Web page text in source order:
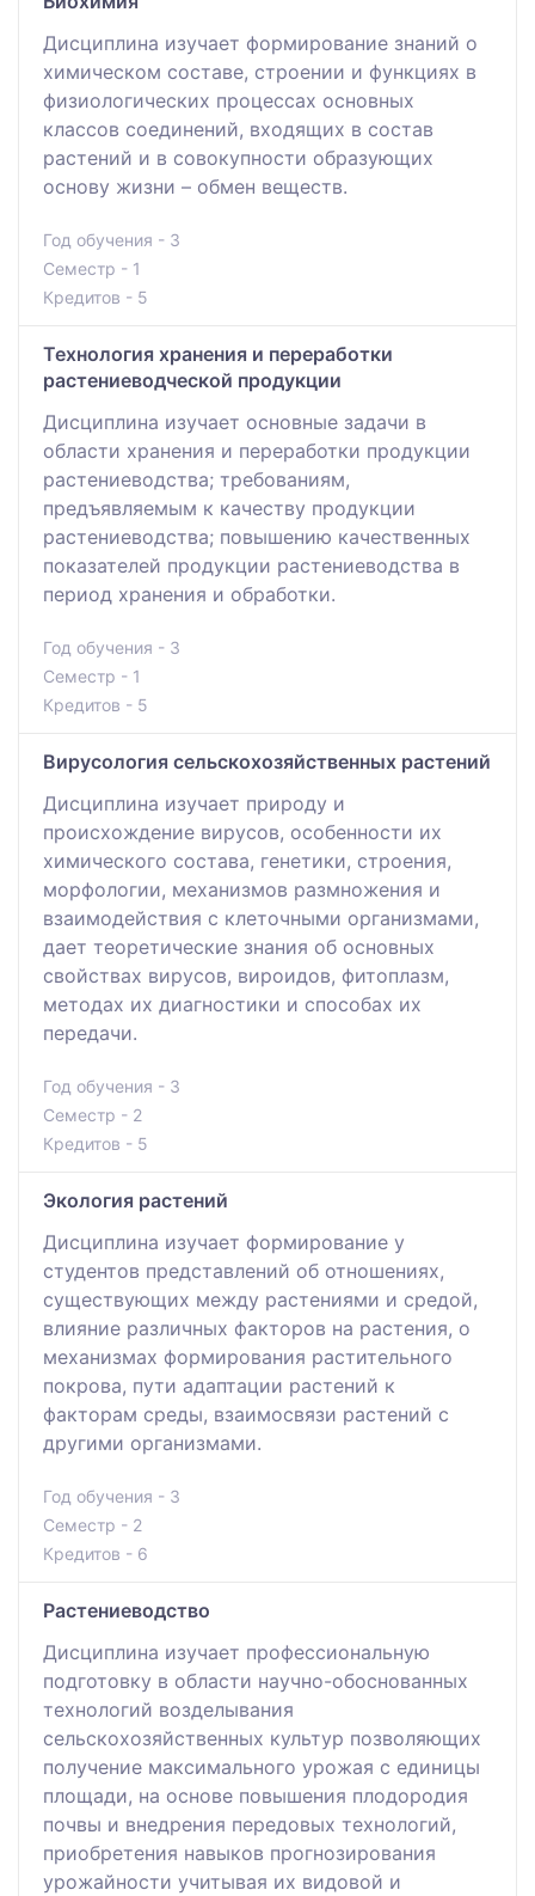
Дисциплина изучает формирование знаний о
химическом составе, строении и функциях в
физиологических процессах основных
классов соединений, входящих в состав
растений и в совокупности образующих
основу жизни – обмен веществ.
Год обучения - 3
Семестр - 1
Кредитов - 5
Технология хранения и переработки
растениеводческой продукции
Дисциплина изучает основные задачи в
области хранения и переработки продукции
растениеводства; требованиям,
предъявляемым к качеству продукции
растениеводства; повышению качественных
показателей продукции растениеводства в
период хранения и обработки.
Год обучения - 3
Семестр - 1
Кредитов - 5
Вирусология сельскохозяйственных растений
Дисциплина изучает природу и
происхождение вирусов, особенности их
химического состава, генетики, строения,
морфологии, механизмов размножения и
взаимодействия с клеточными организмами,
дает теоретические знания об основных
свойствах вирусов, вироидов, фитоплазм,
методах их диагностики и способах их
передачи.
Год обучения - 3
Семестр - 2
Кредитов - 5
Экология растений
Дисциплина изучает формирование у
студентов представлений об отношениях,
существующих между растениями и средой,
влияние различных факторов на растения, о
механизмах формирования растительного
покрова, пути адаптации растений к
факторам среды, взаимосвязи растений с
другими организмами.
Год обучения - 3
Семестр - 2
Кредитов - 6
Растениеводство
Дисциплина изучает профессиональную
подготовку в области научно-обоснованных
технологий возделывания
сельскохозяйственных культур позволяющих
получение максимального урожая с единицы
площади, на основе повышения плодородия
почвы и внедрения передовых технологий,
приобретения навыков прогнозирования
урожайности учитывая их видовой и